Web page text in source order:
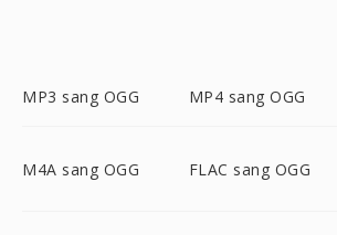
MP3 sang OGG MP4 sang OGG
M4A sang OGG FLAC sang OGG